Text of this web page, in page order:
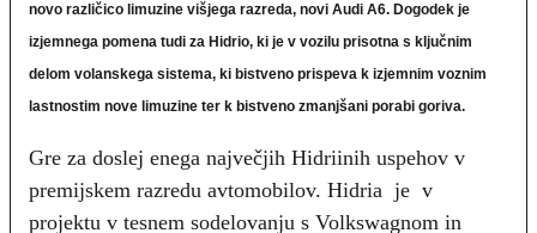
novo različico limuzine višjega razreda, novi Audi A6. Dogodek je
izjemnega pomena tudi za Hidrio, ki je v vozilu prisotna s ključnim
delom volanskega sistema, ki bistveno prispeva k izjemnim voznim
lastnostim nove limuzine ter k bistveno zmanjšani porabi goriva.
Gre za doslej enega največjih Hidriinih uspehov v
premijskem razredu avtomobilov. Hidria je v
projektu v tesnem sodelovanju s Volkswagnom in